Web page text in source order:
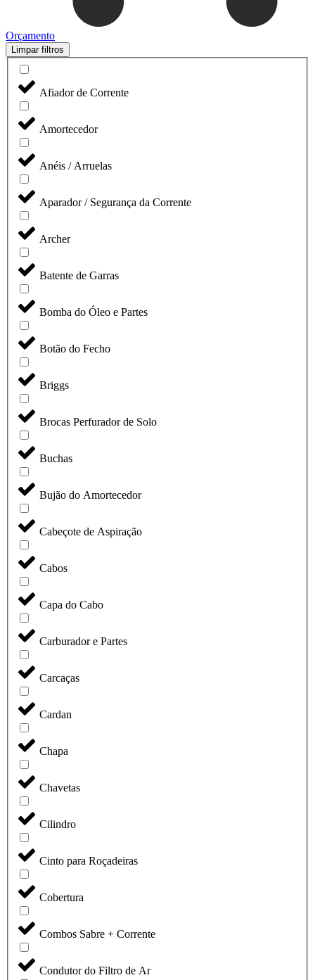
Orçamento
Limpar filtros
Afiador de Corrente
Amortecedor
Anéis / Arruelas
Aparador / Segurança da Corrente
Archer
Batente de Garras
Bomba do Óleo e Partes
Botão do Fecho
Briggs
Brocas Perfurador de Solo
Buchas
Bujão do Amortecedor
Cabeçote de Aspiração
Cabos
Capa do Cabo
Carburador e Partes
Carcaças
Cardan
Chapa
Chavetas
Cilindro
Cinto para Roçadeiras
Cobertura
Combos Sabre + Corrente
Condutor do Filtro de Ar